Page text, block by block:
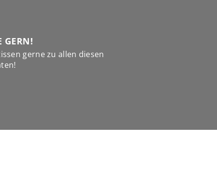
GERN!
gerne zu allen diesen